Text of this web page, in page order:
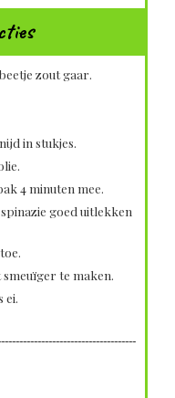
zout gaar.
in stukjes.
4 minuten mee.
goed uitlekken
te maken.
ei.